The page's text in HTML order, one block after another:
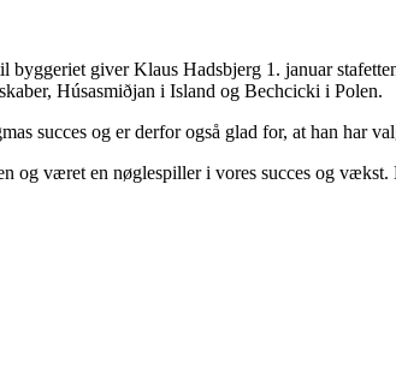
byggeriet giver Klaus Hadsbjerg 1. januar
Húsasmiðjan i Island og Bechcicki i Polen.
succes og er derfor også glad for, at han har
og været en nøglespiller i vores succes og